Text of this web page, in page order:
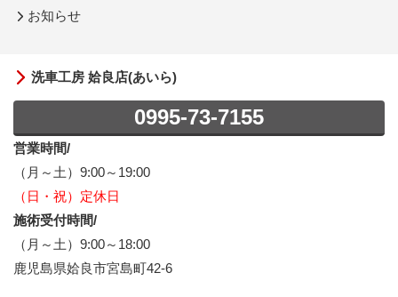
お知らせ
洗車工房 姶良店(あいら)
0995-73-7155
営業時間/
（月～土）9:00～19:00
（日・祝）定休日
施術受付時間/
（月～土）9:00～18:00
鹿児島県姶良市宮島町42-6